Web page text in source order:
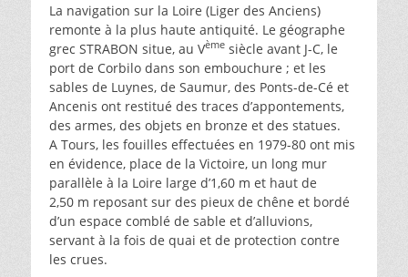
La navigation sur la Loire (Liger des Anciens)
remonte à la plus haute antiquité. Le géographe
grec STRABON situe, au Vème siècle avant J-C, le
port de Corbilo dans son embouchure ; et les
sables de Luynes, de Saumur, des Ponts-de-Cé et
Ancenis ont restitué des traces d’appontements,
des armes, des objets en bronze et des statues.
A Tours, les fouilles effectuées en 1979-80 ont mis
en évidence, place de la Victoire, un long mur
parallèle à la Loire large d’1,60 m et haut de
2,50 m reposant sur des pieux de chêne et bordé
d’un espace comblé de sable et d’alluvions,
servant à la fois de quai et de protection contre
les crues.